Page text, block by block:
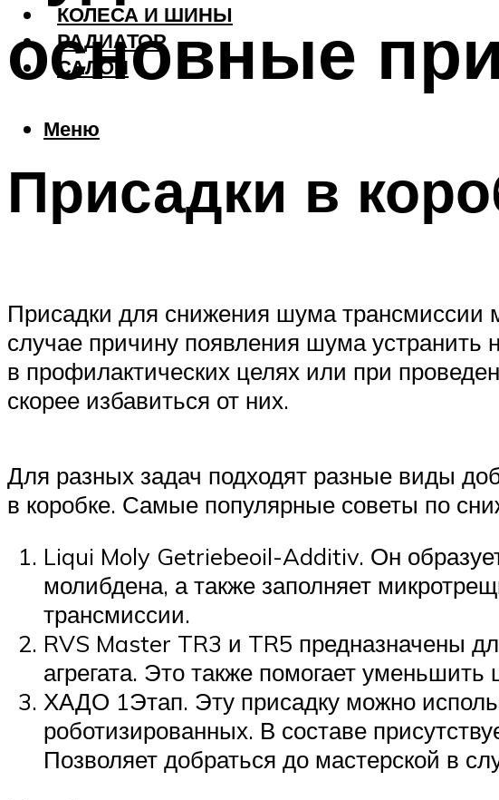
КОЛЕСА И ШИНЫ
РАДИАТОР
САЛОН
Меню
основные
Присадки в
Присадки для снижения шума трансмиссии
случае причину появления шума устранить
в профилактических целях или при
скорее избавиться от них.
Для разных задач подходят разные виды
в коробке. Самые популярные советы по
Liqui Moly Getriebeoil-Additiv. Он
молибдена, а также заполняет
трансмиссии.
RVS Master TR3 и TR5 предназначены
агрегата. Это также помогает уменьшить
ХАДО 1Этап. Эту присадку можно
роботизированных. В составе
Позволяет добраться до мастерской в